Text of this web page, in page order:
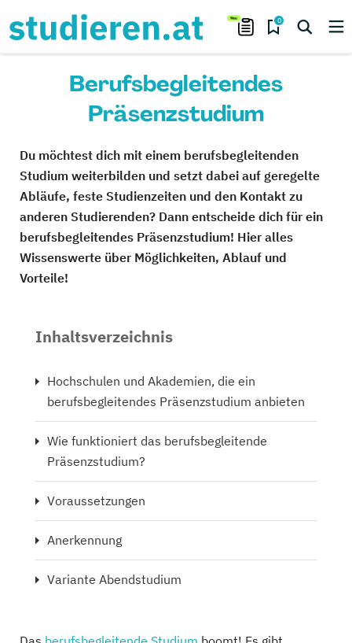
0
Berufsbegleitendes
Präsenzstudium
Du möchtest dich mit einem berufsbegleitenden
Studium weiterbilden und setzt dabei auf geregelte
Abläufe, feste Studienzeiten und den Kontakt zu
anderen Studierenden? Dann entscheide dich für ein
berufsbegleitendes Präsenzstudium! Hier alles
Wissenswerte über Möglichkeiten, Ablauf und
Vorteile!
Inhaltsverzeichnis
Hochschulen und Akademien, die ein
berufsbegleitendes Präsenzstudium anbieten
Wie funktioniert das berufsbegleitende
Präsenzstudium?
Voraussetzungen
Anerkennung
Variante Abendstudium